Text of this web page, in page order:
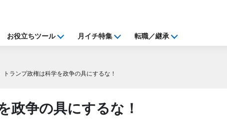
お役立ちツール 月イチ特集 転職／継承
トランプ政権は科学を政争の具にするな！
政争の具にするな！